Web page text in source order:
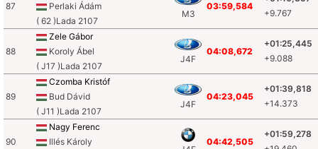
87
Perlaki Ádám
( 62 )Lada 2107
M3
03:59,584
+9.767
88
Zele Gábor
Koroly Ábel
( J17 )Lada 2107
J4F
04:08,672
+01:25,445
+9.088
89
Czomba Kristóf
Bud Dávid
( J11 )Lada 2107
J4F
04:23,045
+01:39,818
+14.373
90
Nagy Ferenc
Illés Károly
04:42,505
+01:59,278